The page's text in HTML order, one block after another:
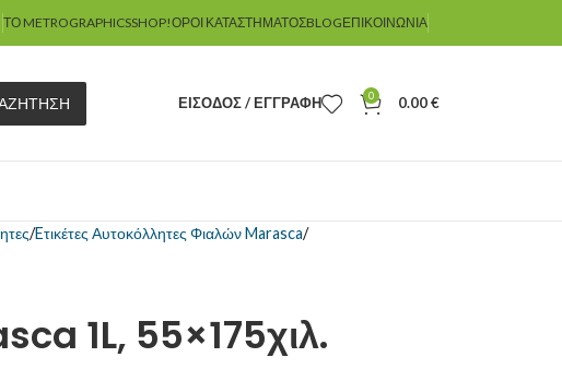
ΤΟ METROGRAPHICSSHOP!ΌΡΟΙ ΚΑΤΑΣΤΉΜΑΤΟΣBLOGΕΠΙΚΟΙΝΩΝΊΑ
ΕΊΣΟΔΟΣ / ΕΓΓΡΑΦΉ 0 0.00€
Eτικέτες Αυτοκόλλητες Φιαλών Marasca
1L, 55×175χιλ.